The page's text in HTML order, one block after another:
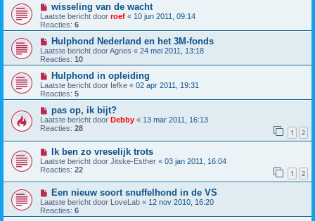
wisseling van de wacht
Laatste bericht door roef « 10 jun 2011, 09:14
Reacties: 6
Hulphond Nederland en het 3M-fonds
Laatste bericht doorAgnes « 24 mei 2011, 13:18
Reacties: 10
Hulphond in opleiding
Laatste bericht door Iefke « 02 apr 2011, 19:31
Reacties: 5
pas op, ik bijt?
Laatste bericht door Debby « 13 mar 2011, 16:13
Reacties: 28 1 2
Ik ben zo vreselijk trots
Laatste bericht door Jitske-Esther « 03 jan 2011, 16:04
Reacties: 22 1 2
Een nieuw soort snuffelhond in de VS
Laatste bericht door LoveLab « 12 nov 2010, 16:20
Reacties: 6